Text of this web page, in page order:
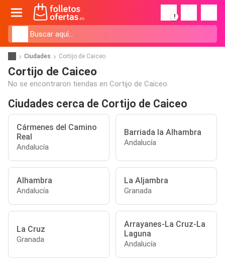
!
Ciudades Cortijo de Caiceo
Cortijo de Caiceo
No se encontraron tiendas en Cortijo de Caiceo.
Ciudades cerca de Cortijo de Caiceo
Cármenes del Camino
Real
Andalucía
Barriada la Alhambra
Andalucía
Alhambra
Andalucía
La Aljambra
Granada
La Cruz
Granada
Arrayanes-La Cruz-La
Laguna
Andalucía